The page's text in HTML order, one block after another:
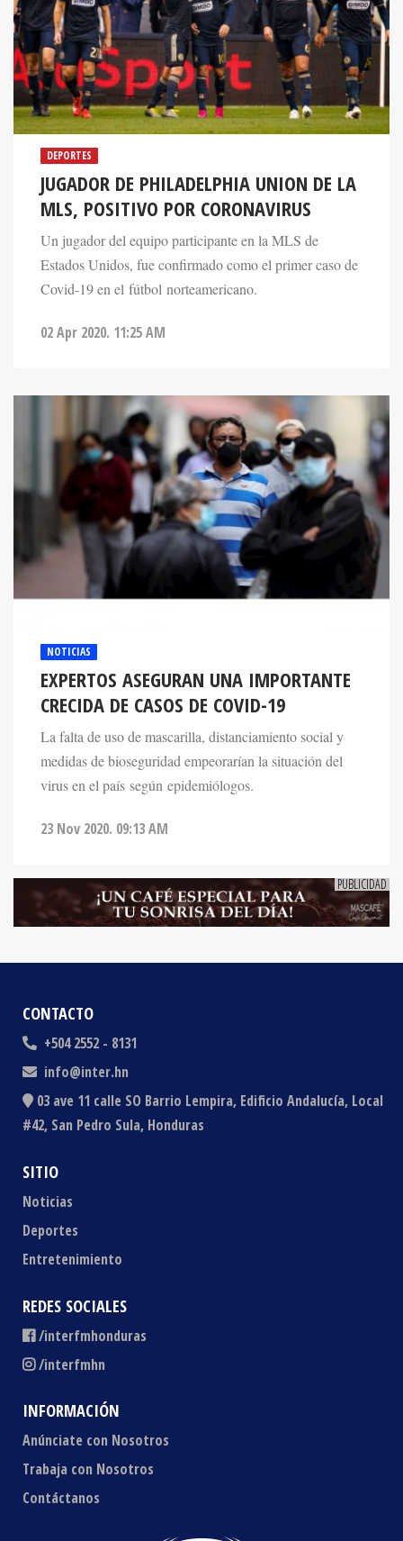
DEPORTES
JUGADOR DE PHILADELPHIA UNION DE LA
MLS, POSITIVO POR CORONAVIRUS
Un jugador del equipo participante en la MLS de
Estados Unidos, fue confirmado como el primer caso de
Covid-19 en el fútbol norteamericano.
EXPERTOS ASEGURAN UNA IMPORTANTE
CRECIDA DE CASOS DE COVID-19
La falta de uso de mascarilla, distanciamiento social y
medidas de bioseguridad empeorarían la situación del
virus en el país según epidemiólogos.
CONTACTO
+504 2552 - 8131
info@inter.hn
03 ave 11 calle SO Barrio Lempira, Edificio Andalucía, Local
#42, San Pedro Sula, Honduras
SITIO
Noticias
Deportes
Entretenimiento
REDES SOCIALES
/interfmhonduras
/interfmhn
INFORMACIÓN
Anúnciate con Nosotros
Trabaja con Nosotros
Contáctanos